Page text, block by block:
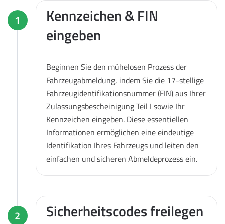
1
Kennzeichen & FIN
eingeben
Beginnen Sie den mühelosen Prozess der
Fahrzeugabmeldung, indem Sie die 17-stellige
Fahrzeugidentifikationsnummer (FIN) aus Ihrer
Zulassungsbescheinigung Teil I sowie Ihr
Kennzeichen eingeben. Diese essentiellen
Informationen ermöglichen eine eindeutige
Identifikation Ihres Fahrzeugs und leiten den
einfachen und sicheren Abmeldeprozess ein.
2 Sicherheitscodes freilegen